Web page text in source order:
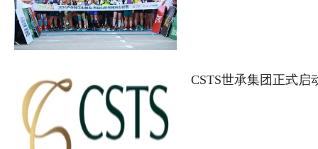
CSTS世承集团正式启